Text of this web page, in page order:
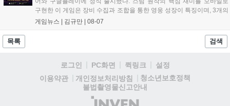
구현한 이 게임은 장비 수집과 조합을 통한 영웅 성장이 특징이며, 3개의
무기 스킬을 활용한 전략적 전투와 길드전 등 다양한 콘텐츠를 제공한
혜택을 지급하며, 상세 내용은 공식 라운지에서 확인할 수 있다. 이용자
는 게임 접속 및 주요 콘텐츠 플레이를 통해 성장을 지원받을 수 있다....
게임뉴스 | 김규만 | 08-07
목록 검색
로그인 PC화면 퀵링크
설정
이용약관
개인정보처리방침
청소년보호정책
불법촬영물신고안내
(주)